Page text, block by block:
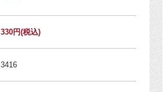
330円(税込)
3416